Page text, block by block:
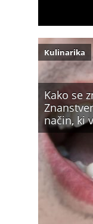
Kako se
način, ki
Kulinarika